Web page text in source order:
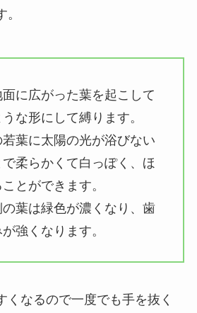
に広がった葉を起こして
な形にして縛ります。
葉に太陽の光が浴びない
柔らかくて白っぽく、ほ
とができます。
葉は緑色が濃くなり、歯
強くなります。
くなるので一度でも手を抜く